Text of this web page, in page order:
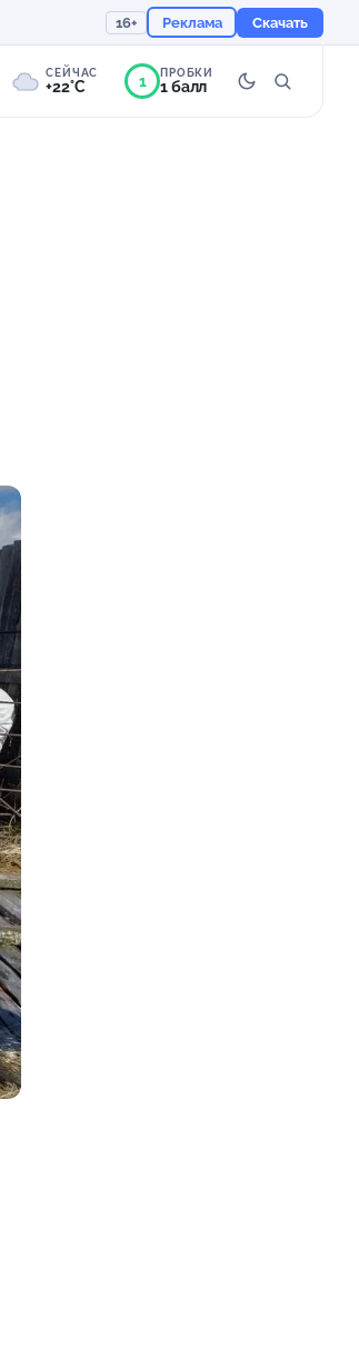
16+ Реклама Скачать
СЕЙЧАС
+22°C 1 ПРОБКИ
1 балл